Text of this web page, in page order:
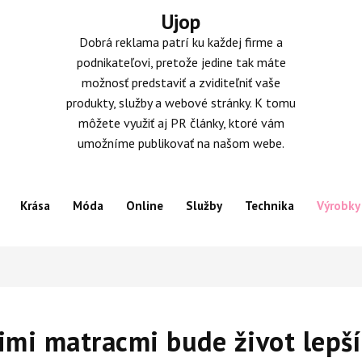
Ujop
Dobrá reklama patrí ku každej firme a
podnikateľovi, pretože jedine tak máte
možnosť predstaviť a zviditeľniť vaše
produkty, služby a webové stránky. K tomu
môžete využiť aj PR články, ktoré vám
umožníme publikovať na našom webe.
Krása Móda Online Služby Technika Výrobky
matracmi bude život